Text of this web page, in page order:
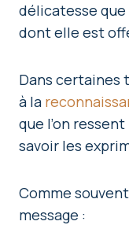
délicatesse
dont elle est
Dans certaines
à la
que l’on
savoir les
Comme
message :